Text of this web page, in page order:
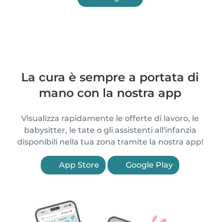
La cura è sempre a portata di
mano con la nostra app
Visualizza rapidamente le offerte di lavoro, le
babysitter, le tate o gli assistenti all'infanzia
disponibili nella tua zona tramite la nostra app!
App Store Google Play